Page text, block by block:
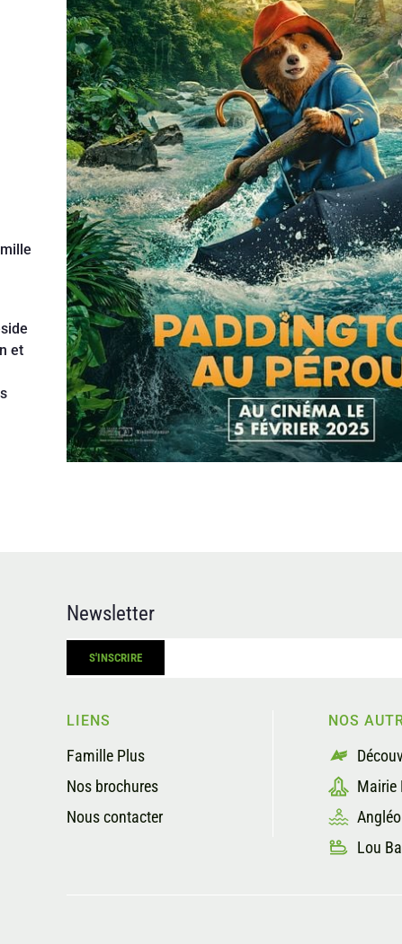
en garantissant la conformité avec les réglementations.
et
Newsletter
LIENS
Famille Plus
Nos brochures
Nous contacter
NOS
Mairie
Angléo
Lou